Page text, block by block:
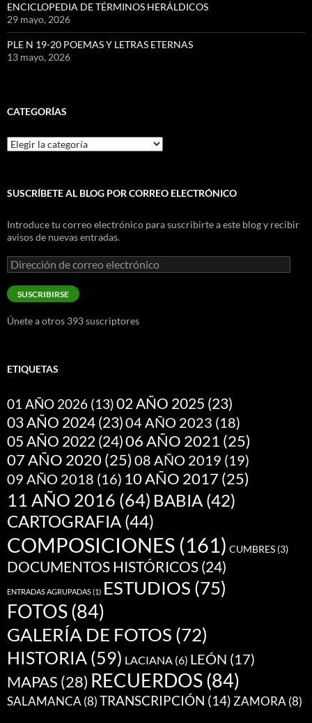
ENCICLOPEDIA DE TÉRMINOS HERÁLDICOS
29 mayo, 2026
PLE N 19-20 POEMAS Y LETRAS ETERNAS
13 mayo, 2026
CATEGORÍAS
Categorías
SUSCRÍBETE AL BLOG POR CORREO ELECTRÓNICO
Introduce tu correo electrónico para suscribirte a este blog y recibir
avisos de nuevas entradas.
Dirección
de
correo
electrónico
SUSCRIBIRSE
Únete a otros 393 suscriptores
ETIQUETAS
01 AÑO 2026 (13)02 AÑO 2025 (23)
03 AÑO 2024(23)04 AÑO 2023 (18)
05 AÑO 2022 (24)06 AÑO 2021 (25)
07 AÑO 2020 (25) 08 AÑO 2019 (19)
09 AÑO 2018 (16) 10 AÑO 2017 (25)
11 AÑO 2016 (64) BABIA (42)
CARTOGRAFIA (44)
COMPOSICIONES (161) CUMBRES (3)
DOCUMENTOS HISTÓRICOS(24)
ENTRADAS AGRUPADAS(1) ESTUDIOS (75)
FOTOS(84)
GALERÍA DE FOTOS (72)
HISTORIA (59) LACIANA (6) LEÓN (17)
MAPAS (28) RECUERDOS(84)
SALAMANCA (8)TRANSCRIPCIÓN (14) ZAMORA (8)